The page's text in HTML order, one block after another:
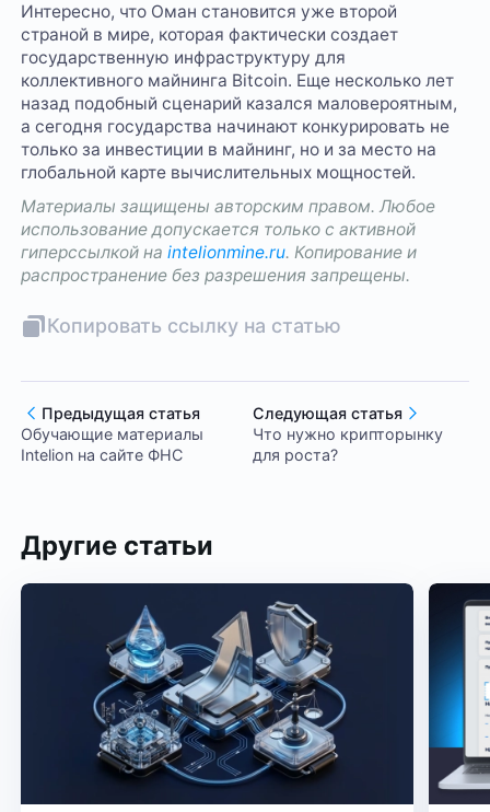
Интересно, что Оман становится уже второй
страной в мире, которая фактически создает
государственную инфраструктуру для
коллективного майнинга Bitcoin. Еще несколько лет
назад подобный сценарий казался маловероятным,
а сегодня государства начинают конкурировать не
только за инвестиции в майнинг, но и за место на
глобальной карте вычислительных мощностей.
Материалы защищены авторским правом. Любое
использование допускается только с активной
гиперссылкой наintelionmine.ru. Копирование и
распространение без разрешения запрещены.
Копировать ссылку на статью
Предыдущая статья
Обучающие материалы
Intelion на сайте ФНС
Следующая статья
Что нужно крипторынку
для роста?
Другие статьи